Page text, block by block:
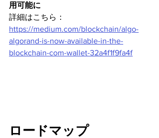
用可能に
詳細はこちら：
https://medium.com/blockchain/algo-
algorand-is-now-available-in-the-
blockchain-com-wallet-32a4f1f9fa4f
ロードマップ